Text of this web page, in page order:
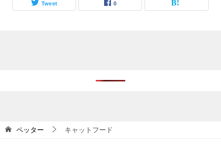
Tweet 0
ペッター キャットフード